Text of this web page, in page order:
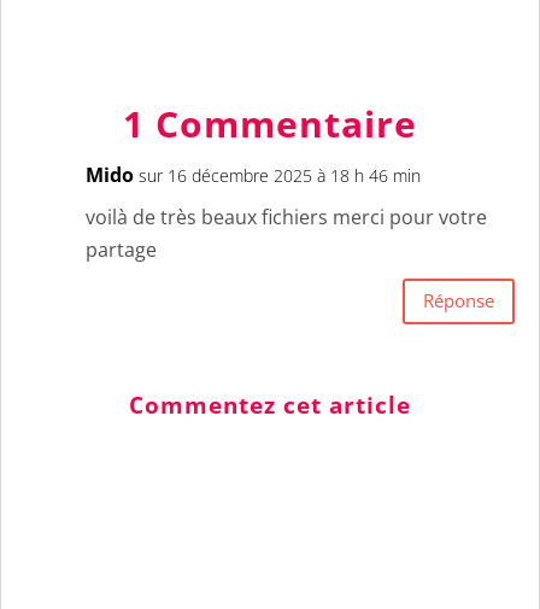
1 Commentaire
Mido sur 16 décembre 2025 à 18 h 46 min
voilà de très beaux fichiers merci pour votre
partage
Réponse
Commentez cet article